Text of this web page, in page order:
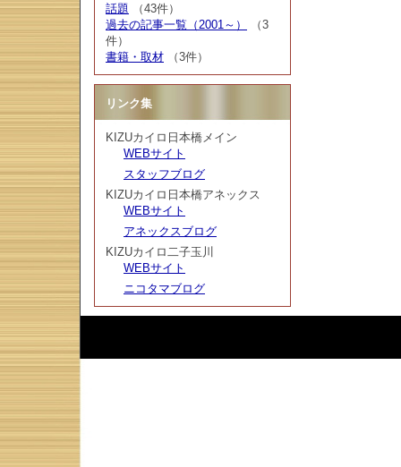
話題 （43件）
過去の記事一覧（2001～）
（3
件）
書籍・取材 （3件）
リンク集
KIZUカイロ日本橋メイン
WEBサイト
スタッフブログ
KIZUカイロ日本橋アネックス
WEBサイト
アネックスブログ
KIZUカイロ二子玉川
WEBサイト
ニコタマブログ